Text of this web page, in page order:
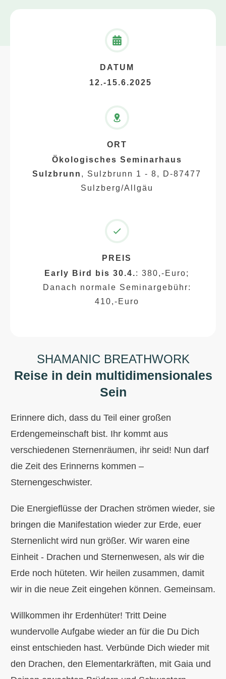
DATUM
12.-15.6.2025
ORT
Ökologisches Seminarhaus
Sulzbrunn , Sulzbrunn 1 - 8, D-87477
Sulzberg/Allgäu
PREIS
Early Bird bis 30.4.: 380,-Euro;
Danach normale Seminargebühr:
410,-Euro
SHAMANIC BREATHWORK
Reise in dein multidimensionales
Sein
Erinnere dich, dass du Teil einer großen
Erdengemeinschaft bist. Ihr kommt aus
verschiedenen Sternenräumen, ihr seid! Nun darf
die Zeit des Erinnerns kommen –
Sternengeschwister.
Die Energieflüsse der Drachen strömen wieder, sie
bringen die Manifestation wieder zur Erde, euer
Sternenlicht wird nun größer. Wir waren eine
Einheit - Drachen und Sternenwesen, als wir die
Erde noch hüteten. Wir heilen zusammen, damit
wir in die neue Zeit eingehen können. Gemeinsam.
Willkommen ihr Erdenhüter! Tritt Deine
wundervolle Aufgabe wieder an für die Du Dich
einst entschieden hast. Verbünde Dich wieder mit
den Drachen, den Elementarkräften, mit Gaia und